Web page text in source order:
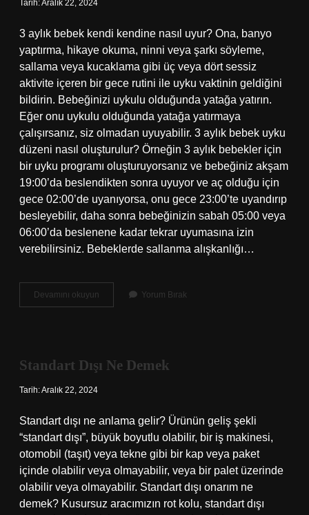
Tarih: Aralık 22, 2024
3 aylık bebek kendi kendine nasıl uyur? Ona, banyo
yaptırma, hikaye okuma, ninni veya şarkı söyleme,
sallama veya kucaklama gibi üç veya dört sessiz
aktivite içeren bir gece rutini ile uyku vaktinin geldiğini
bildirin. Bebeğinizi uykulu olduğunda yatağa yatırın.
Eğer onu uykulu olduğunda yatağa yatırmaya
çalışırsanız, siz olmadan uyuyabilir. 3 aylık bebek uyku
düzeni nasıl oluşturulur? Örneğin 3 aylık bebekler için
bir uyku programı oluşturuyorsanız ve bebeğiniz akşam
19:00’da beslendikten sonra uyuyor ve aç olduğu için
gece 02:00’de uyanıyorsa, onu gece 23:00’te uyandırıp
besleyebilir, daha sonra bebeğinizin sabah 05:00 veya
06:00’da beslenene kadar tekrar uyumasına izin
verebilirsiniz. Bebeklerde sallanma alışkanlığı…
Devamını okuyun
Aylık
Yorum Bırak
Standart Dışı Ne Demek
Tarih: Aralık 22, 2024
Standart dışı ne anlama gelir? Ürünün geliş şekli
“standart dışı”, büyük boyutlu olabilir, bir iş makinesi,
otomobil (taşıt) veya tekne gibi bir kap veya paket
içinde olabilir veya olmayabilir, veya bir palet üzerinde
olabilir veya olmayabilir. Standart dışı onarım ne
demek? Kusursuz aracımızın rot kolu, standart dışı